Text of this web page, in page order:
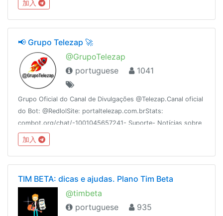
https://www.youtube.com/c/TaskerSuperBrasil🇧🇷
加入
📢 Grupo Telezap 🚀
@GrupoTelezap
portuguese
1041
Grupo Oficial do Canal de Divulgações @Telezap.Canal oficial
do Bot: @RedlolSite: portaltelezap.com.brStats:
combot.org/chat/-1001045657241- Suporte- Notícias sobre
o Telegram- Canais e Grupos LimposRecomendações:
@EncontreAqui
加入
TIM BETA: dicas e ajudas. Plano Tim Beta
@timbeta
portuguese
935